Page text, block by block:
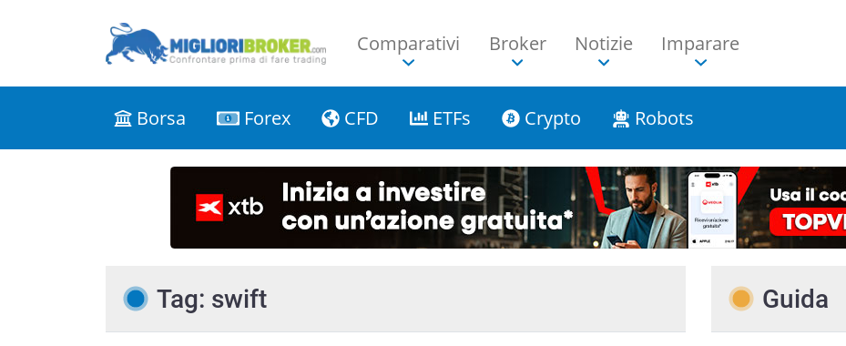
Comparativi Broker Notizie Imparare
Borsa Forex CFD ETFs Crypto Robots
Tag: swift Guida